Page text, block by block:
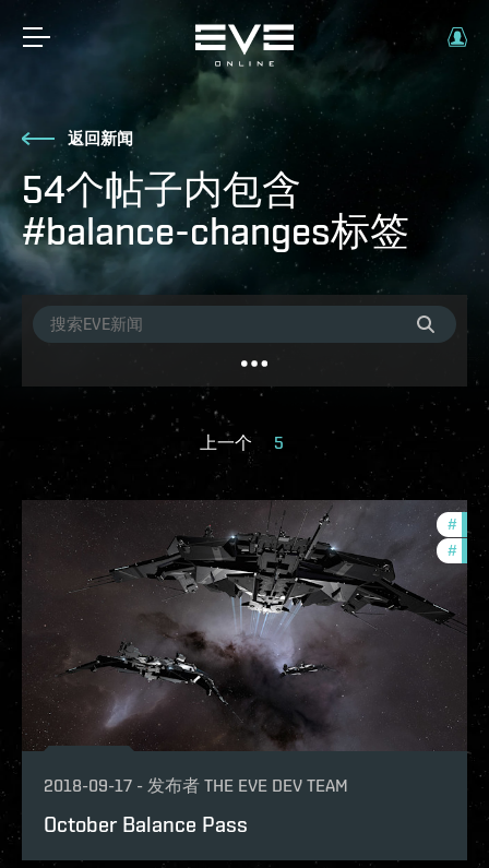
返回新闻
54个帖子内包含
#balance-changes标签
上一个 5
#
#
2018-09-17 - 发布者 THE EVE DEV TEAM
October Balance Pass